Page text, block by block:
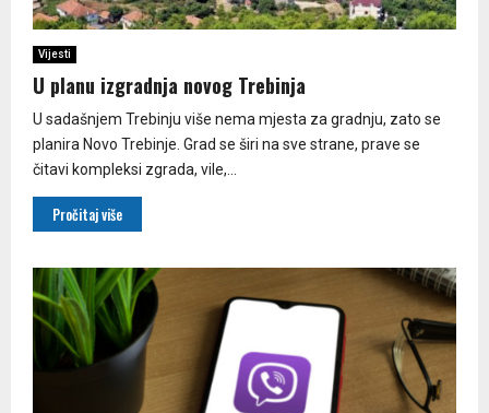
Vijesti
U planu izgradnja novog Trebinja
U sadašnjem Trebinju više nema mjesta za gradnju, zato se
planira Novo Trebinje. Grad se širi na sve strane, prave se
čitavi kompleksi zgrada, vile,...
Pročitaj više